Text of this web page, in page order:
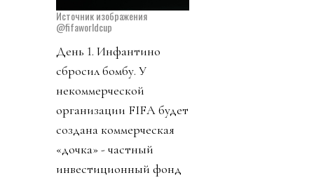
Источник изображения
@fifaworldcup
День 1. Инфантино
сбросил бомбу. У
некоммерческой
организации FIFA будет
создана коммерческая
«дочка» - частный
инвестиционный фонд